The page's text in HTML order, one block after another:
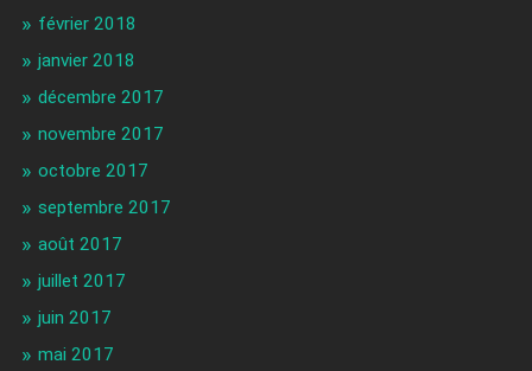
février 2018
janvier 2018
décembre 2017
novembre 2017
octobre 2017
septembre 2017
août 2017
juillet 2017
juin 2017
mai 2017